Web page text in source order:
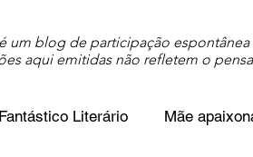
um blog de participação espontânea
aqui emitidas não refletem o
Fantástico Literário Mãe